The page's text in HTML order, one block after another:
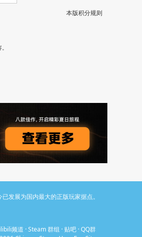
本版积分规则
展为国内最大的正版玩家据点。
频道 ·Steam 群组 · 贴吧 ·QQ群